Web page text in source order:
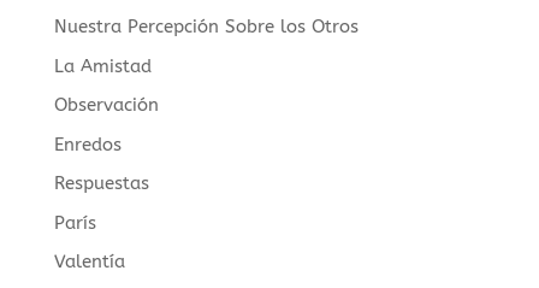
Nuestra Percepción Sobre los Otros
La Amistad
Observación
Enredos
Respuestas
París
Valentía